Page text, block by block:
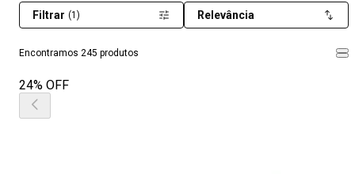
Encontramos 245 produtos
Filtrar (1) Relevância
24% OFF